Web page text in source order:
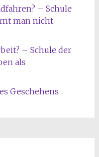
– Schule
man nicht
– Schule der
als
Geschehens